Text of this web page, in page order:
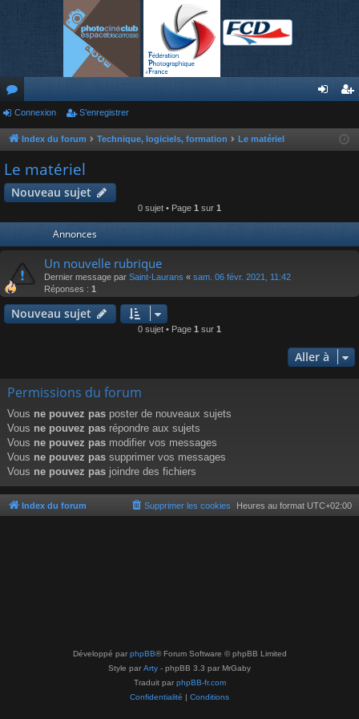
or
u
m
s
nr
Connexion S’enregistrer
Index du forum Technique, logiciels, formation Le matériel
Le matériel
Nouveau sujet
0 sujet • Page 1 sur 1
Annonces
Un nouvelle rubrique
Dernier message par Saint-Laurans « sam. 06 févr. 2021, 11:42
Réponses : 1
Nouveau sujet
0 sujet • Page 1 sur 1
Aller à
Permissions du forum
Vous ne pouvez pas poster de nouveaux sujets
Vous ne pouvez pas répondre aux sujets
Vous ne pouvez pas modifier vos messages
Vous ne pouvez pas supprimer vos messages
Vous ne pouvez pas joindre des fichiers
Index du forum Heures au format UTC+02:00
Supprimer les cookies
Développé par phpBB® Forum Software © phpBB Limited
Style par Arty - phpBB 3.3 par MrGaby
Traduit par phpBB-fr.com
Confidentialité | Conditions